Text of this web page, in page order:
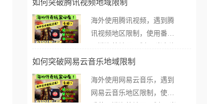
如何突破腾讯视频地域限制
海外使用腾讯视频，遇到腾
讯视频地区限制，使用番茄
外打开腾讯视频，却突然弹
地区无法播放”的提示语。
海外用户如香港、澳门、台
如何突破网易云音乐地域限制
海外使用网易云音乐，遇到
网易云音乐地区限制，使用